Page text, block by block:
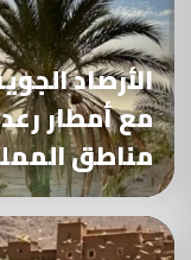
الأرصاد
مع أمطار
مناطق